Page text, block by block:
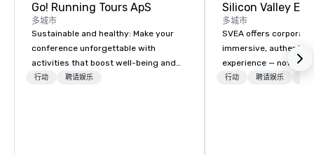
Go! Running Tours ApS
多城市
Sustainable and healthy: Make your
conference unforgettable with
activities that boost well-being and
lower carbon footprints. Explore the
行动 聘请娱乐
多城市
SVEA offers
immersive, authentic
experience — not a
transformation. We
行动 聘请娱乐